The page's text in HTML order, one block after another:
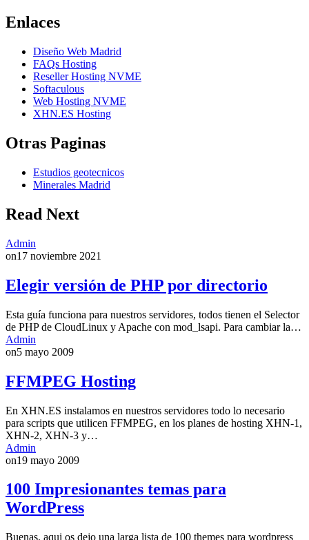
Enlaces
Diseño Web Madrid
FAQs Hosting
Reseller Hosting NVME
Softaculous
Web Hosting NVME
XHN.ES Hosting
Otras Paginas
Estudios geotecnicos
Minerales Madrid
Read Next
Admin
on17 noviembre 2021
Elegir versión de PHP por directorio
Esta guía funciona para nuestros servidores, todos tienen el Selector
de PHP de CloudLinux y Apache con mod_lsapi. Para cambiar la…
Admin
on5 mayo 2009
FFMPEG Hosting
En XHN.ES instalamos en nuestros servidores todo lo necesario
para scripts que utilicen FFMPEG, en los planes de hosting XHN-1,
XHN-2, XHN-3 y…
Admin
on19 mayo 2009
100 Impresionantes temas para
WordPress
Buenas, aqui os dejo una larga lista de 100 themes para wordpress